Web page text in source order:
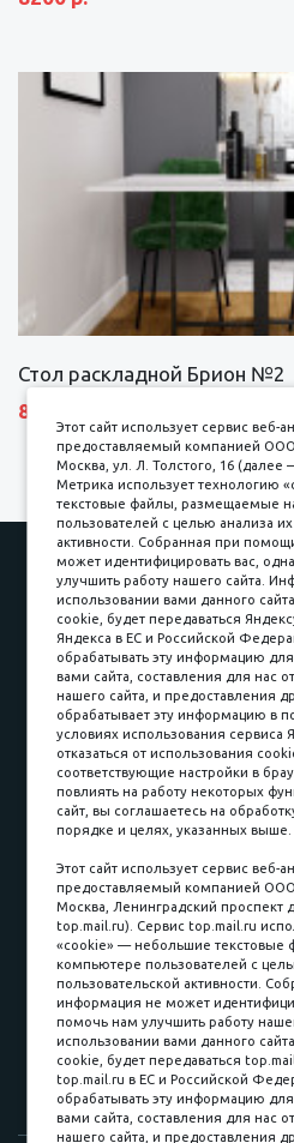
Стол раскладной Брион №2
8690 р.
Наши работы
Доставка и сборка
Карьера в компании
Принимаем к
пл. Соляная,
8 (3822)
8 (3822)
8 (3822)
8 (3822)
8 (3822)
Этот сайт использует сервис веб-
предоставляемый компанией ООО
Москва, ул. Л. Толстого, 16 (далее
Метрика использует технологию
текстовые файлы, размещаемые
пользователей с целью анализа
активности. Собранная при
может идентифицировать вас,
улучшить работу нашего сайта.
использовании вами данного
cookie, будет передаваться
Яндекса в ЕС и Российской
обрабатывать эту информацию
вами сайта, составления для нас
нашего сайта, и предоставления
обрабатывает эту информацию в
условиях использования
отказаться от использования
соответствующие настройки в
повлиять на работу некоторых
сайт, вы соглашаетесь на
порядке и целях, указанных выше.
Этот сайт использует сервис веб-
предоставляемый компанией ООО
Москва, Ленинградский проспект
top.mail.ru). Сервис top.mail.ru
«cookie» — небольшие
компьютере пользователей с
пользовательской активности.
информация не может
помочь нам улучшить работу
использовании вами данного
cookie, будет передаваться
top.mail.ru в ЕС и Российской
обрабатывать эту информацию
вами сайта, составления для нас
нашего сайта, и предоставления